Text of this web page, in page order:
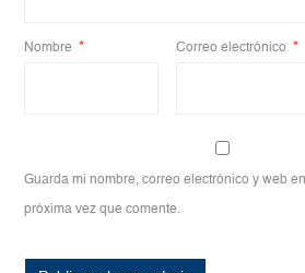
Nombre * Correo electrónico *
Guarda mi nombre, correo electrónico y web
próxima vez que comente.